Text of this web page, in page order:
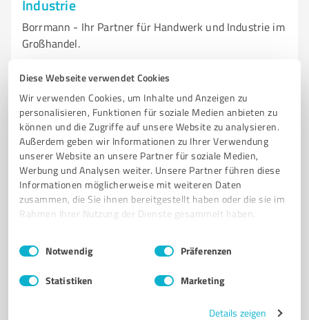
Diese Webseite verwendet Cookies
Wir verwenden Cookies, um Inhalte und Anzeigen zu
personalisieren, Funktionen für soziale Medien anbieten zu
können und die Zugriffe auf unsere Website zu analysieren.
Außerdem geben wir Informationen zu Ihrer Verwendung
unserer Website an unsere Partner für soziale Medien,
Werbung und Analysen weiter. Unsere Partner führen diese
Informationen möglicherweise mit weiteren Daten
zusammen, die Sie ihnen bereitgestellt haben oder die sie im
Rahmen Ihrer Nutzung der Dienste gesammelt haben.
Impressum Datenschutzbestimmungen
Einwilligungsauswahl
Notwendig Präferenzen
Statistiken Marketing
Details zeigen
Industrie
Borrmann - Ihr Partner für Handwerk und Industrie im
Großhandel.
DRUCKLUFTWERKZEUGE ONLINE-SHOP KUNDENSERVICE
INDIVIDUELLE LÖSUNGEN SCHNELLE LIEFERUNG
Siemensstraße 2, 35463 Fernwald
Tel. 0641 400410
info@borrmann.de
shop.borrmann.de/
69Bewertungen (1 Quelle)